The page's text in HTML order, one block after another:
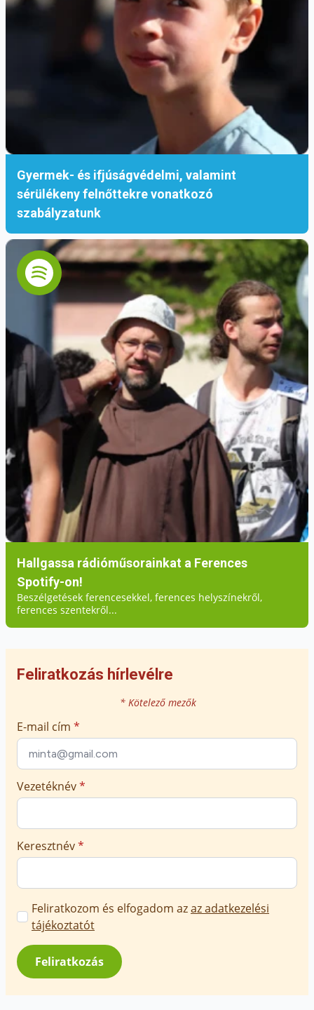
Gyermek- és ifjúságvédelmi, valamint
sérülékeny felnőttekre vonatkozó
szabályzatunk
Hallgassa rádióműsorainkat a Ferences
Spotify-on!
Beszélgetések ferencesekkel, ferences helyszínekről,
ferences szentekről...
Feliratkozás hírlevélre
* Kötelező mezők
E-mail cím *
Vezetéknév*
Keresztnév*
Marketing
üzenetek
jóváhagyása
*
Feliratkozom és elfogadom azaz adatkezelési
tájékoztatót
Feliratkozás